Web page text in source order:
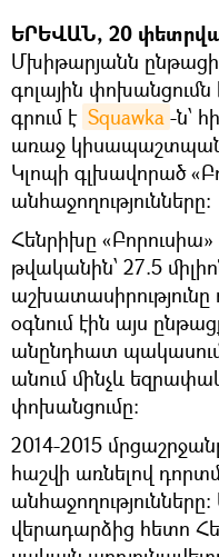
ԵՐԵՎԱՆ, 20
Մխիթարյանն
գոլային
գրում է Squawka -ն՝
առաջ
Կլոպի գլխավորած
անհաջողությունները:
Հենրիխը
թվականին՝ 27.5
օգնում էին այս
անընդհատ
անում մինչև
փոխանցումը:
2014-2015
հաշվի առնելով
վերադարձից հետո